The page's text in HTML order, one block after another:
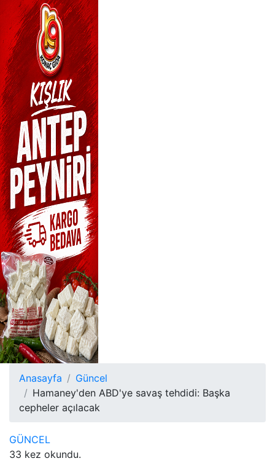
Anasayfa
Güncel
Hamaney'den ABD'ye savaş tehdidi: Başka
cepheler açılacak
GÜNCEL
33 kez okundu.